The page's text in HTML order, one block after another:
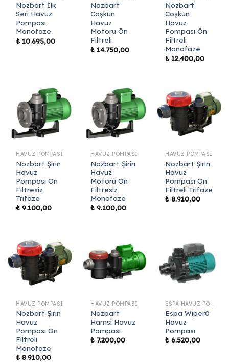
Nozbart İlk
Seri Havuz
Pompası
Monofaze
₺ 10.695,00
Nozbart
Coşkun
Havuz
Motoru Ön
Filtreli
₺ 14.750,00
Nozbart
Coşkun
Havuz
Pompası Ön
Filtreli
Monofaze
₺ 12.400,00
HAVUZ POMPASI
Nozbart Şirin
Havuz
Pompası Ön
Filtresiz
Trifaze
₺ 9.100,00
HAVUZ POMPASI
Nozbart Şirin
Havuz
Motoru Ön
Filtresiz
Monofaze
₺ 9.100,00
HAVUZ POMPASI
Nozbart Şirin
Havuz
Pompası Ön
Filtreli Trifaze
₺ 8.910,00
HAVUZ POMPASI
Nozbart Şirin
Havuz
Pompası Ön
Filtreli
Monofaze
₺ 8.910,00
HAVUZ POMPASI
Nozbart
Hamsi Havuz
Pompası
₺ 7.200,00
ESPA HAVUZ POMPASI
Espa Wiper0
Havuz
Pompası
₺ 6.520,00